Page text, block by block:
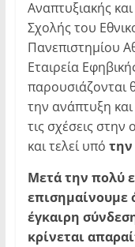
Αναπτυξιακής και
Σχολής του
Πανεπιστημίου
Εταιρεία
παρουσιάζονται
την ανάπτυξη
τις σχέσεις στην
και τελεί υπό
Μετά την πολύ
επισημαίνουμε
έγκαιρη
κρίνεται